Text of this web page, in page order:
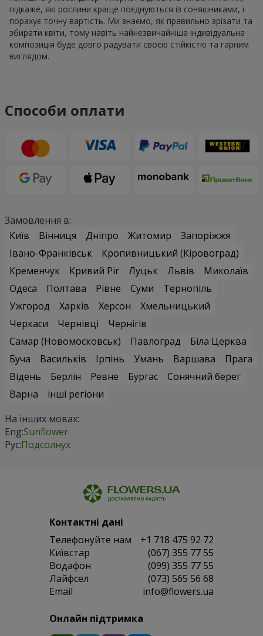
підкаже, які рослини краще поєднуються із соняшниками, і
порахує точну вартість. Ми знаємо, як правильно зрізати та
збирати квіти, тому навіть найнезвичайніша індивідуальна
композиція буде довго радувати своєю стійкістю та гарним
виглядом.
Способи оплати
Замовлення в:
Київ
Вінниця Дніпро Житомир
Запоріжжя
Івано-Франківськ
Кропивницький (Кіровоград)
Кременчук
Кривий Ріг Луцьк Львів
Миколаїв
Одеса
Полтава Рівне Суми
Тернопіль
Ужгород
Харків Херсон
Хмельницький
Черкаси
Чернівці
Чернігів
Самар (Новомосковськ)
Павлоград
Біла Церква
Буча
Васильків Ірпінь Умань Варшава
Прага
Відень
Берлін Ревне Бургас
Сонячний берег
Варна
інші регіони
На інших мовах:
Eng:Sunflower
Рус:Подсолнух
Контактні дані
Телефонуйте нам
+1 718 475 92 72
Київстар
(067) 355 77 55
Водафон
(099) 355 77 55
Лайфсел
(073) 565 56 68
Email
info@flowers.ua
Онлайн підтримка